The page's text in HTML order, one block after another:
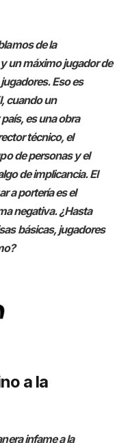
de la
un máximo jugador de
Eso es
cuando un
es una obra
técnico, el
de personas y el
de implicancia. El
a portería es el
negativa. ¿Hasta
básicas, jugadores
a la
infame a la